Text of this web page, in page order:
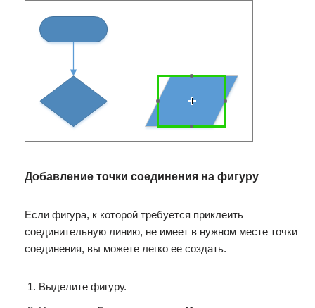
Добавление точки соединения на фигуру
Если фигура, к которой требуется приклеить
соединительную линию, не имеет в нужном месте точки
соединения, вы можете легко ее создать.
Выделите фигуру.